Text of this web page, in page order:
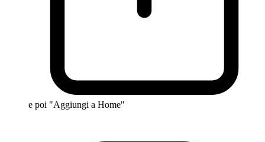
e poi "Aggiungi a Home"